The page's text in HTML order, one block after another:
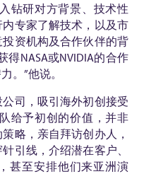
钻研对方背景、技术性
专家了解技术，以及市
资机构及合作伙伴的背
得NASA或NVIDIA的合作
。”他说。
司，吸引海外初创接受
给予初创的价值，并非
略，亲自拜访创办人，
引线，介绍潜在客户、
甚至安排他们来亚洲演